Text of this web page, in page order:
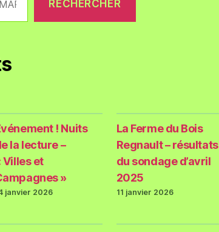
RECHERCHER
! Nuits
la lecture –
Villes et
»
janvier 2026
La Ferme du Bois
Regnault – résultats
du sondage d’avril
2025
11 janvier 2026